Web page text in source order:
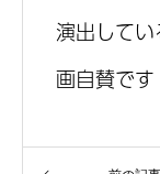
演出して
画自賛です